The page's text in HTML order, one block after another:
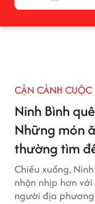
CẬN CẢNH CUỘC
Ninh Bình
Những món
thường tìm
Chiều xuống,
nhộn nhịp hơn
người địa